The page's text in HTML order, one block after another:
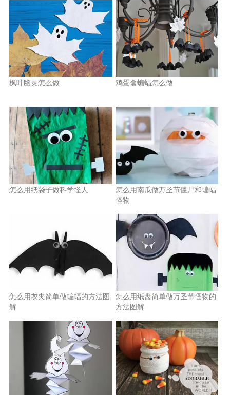
枫叶幽灵怎么做 鸡蛋盒蝙蝠怎么做
怎么用纸袋子做科学怪人
怎么用南瓜做万圣节僵尸和蝙蝠
怪物
怎么用衣夹简单做蝙蝠的方法图
解
怎么用纸盘简单做万圣节怪物的
方法图解